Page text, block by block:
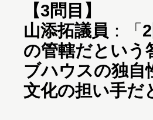
【3問目】
山添拓議員 ：「
の管轄だという
ブハウスの独自
文化の担い手だ